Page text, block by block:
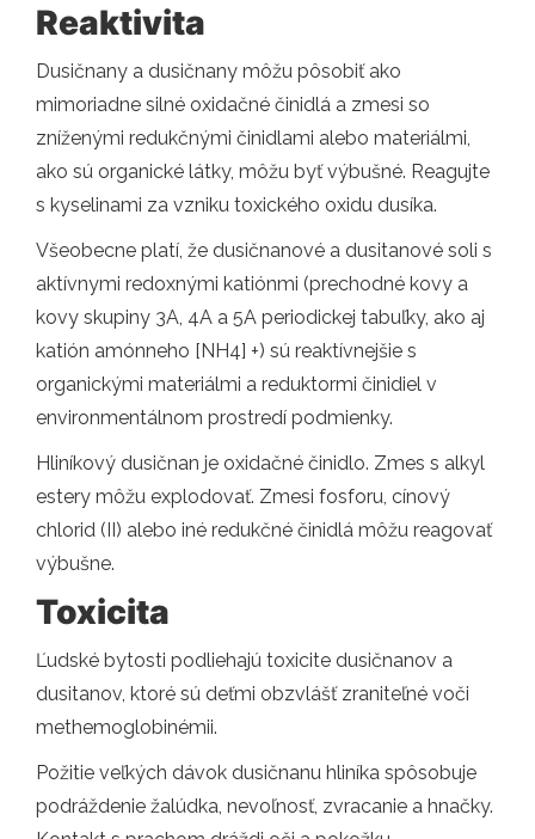
Reaktivita
Dusičnany a dusičnany môžu pôsobiť ako
mimoriadne silné oxidačné činidlá a zmesi so
zníženými redukčnými činidlami alebo materiálmi,
ako sú organické látky, môžu byť výbušné. Reagujte
s kyselinami za vzniku toxického oxidu dusíka.
Všeobecne platí, že dusičnanové a dusitanové soli s
aktívnymi redoxnými katiónmi (prechodné kovy a
kovy skupiny 3A, 4A a 5A periodickej tabuľky, ako aj
katión amónneho [NH4] +) sú reaktívnejšie s
organickými materiálmi a reduktormi činidiel v
environmentálnom prostredí podmienky.
Hliníkový dusičnan je oxidačné činidlo. Zmes s alkyl
estery môžu explodovať. Zmesi fosforu, cínový
chlorid (II) alebo iné redukčné činidlá môžu reagovať
výbušne.
Toxicita
Ľudské bytosti podliehajú toxicite dusičnanov a
dusitanov, ktoré sú deťmi obzvlášť zraniteľné voči
methemoglobinémii.
Požitie veľkých dávok dusičnanu hliníka spôsobuje
podráždenie žalúdka, nevoľnosť, zvracanie a hnačky.